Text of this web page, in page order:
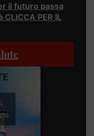
il futuro passa
PER IL